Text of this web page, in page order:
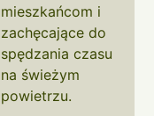
mieszkańcom i
zachęcające do
spędzania czasu
na świeżym
powietrzu.